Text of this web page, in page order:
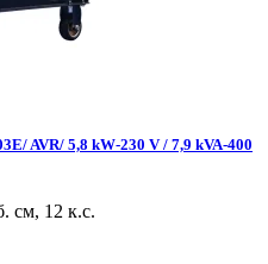
AVR/ 5,8 kW-230 V / 7,9 kVA-400
см, 12 к.с.